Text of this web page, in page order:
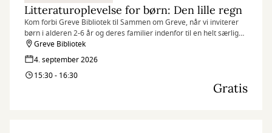
Litteraturoplevelse for børn: Den lille regn
Kom forbi Greve Bibliotek til Sammen om Greve, når vi inviterer
børn i alderen 2-6 år og deres familier indenfor til en helt særlig
litteraturoplevelse.
Greve Bibliotek
4. september 2026
15:30 - 16:30
Gratis